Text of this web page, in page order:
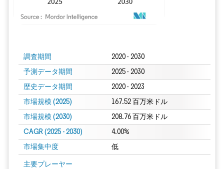
調査期間 2020 - 2030
予測データ期間 2025 - 2030
歴史データ期間 2020 - 2023
市場規模 (2025) 167.52 百万米ドル
市場規模 (2030) 208.76 百万米ドル
CAGR (2025 - 2030) 4.00%
市場集中度 低
主要プレーヤー